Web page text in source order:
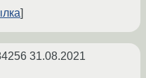
31.08.2021